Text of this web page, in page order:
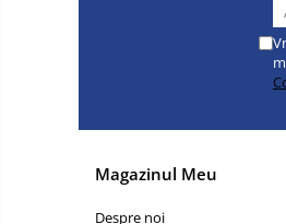
Magazinul Meu
Despre noi